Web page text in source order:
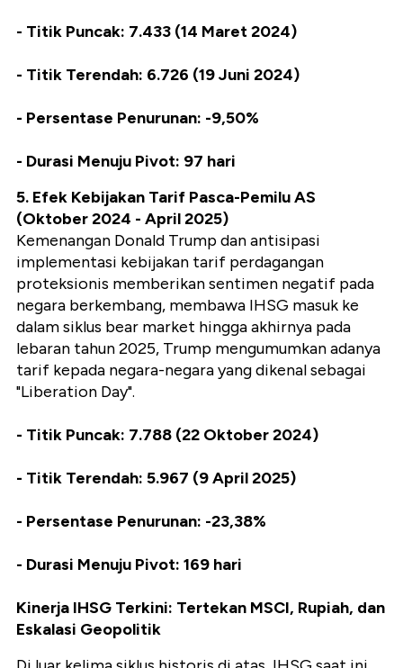
- Titik Puncak: 7.433 (14 Maret 2024)
- Titik Terendah: 6.726 (19 Juni 2024)
- Persentase Penurunan: -9,50%
- Durasi Menuju Pivot: 97 hari
5. Efek Kebijakan Tarif Pasca-Pemilu AS
(Oktober 2024 - April 2025)
Kemenangan Donald Trump dan antisipasi
implementasi kebijakan tarif perdagangan
proteksionis memberikan sentimen negatif pada
negara berkembang, membawa IHSG masuk ke
dalam siklus bear market hingga akhirnya pada
lebaran tahun 2025, Trump mengumumkan adanya
tarif kepada negara-negara yang dikenal sebagai
"Liberation Day".
- Titik Puncak: 7.788 (22 Oktober 2024)
- Titik Terendah: 5.967 (9 April 2025)
- Persentase Penurunan: -23,38%
- Durasi Menuju Pivot: 169 hari
Kinerja IHSG Terkini: Tertekan MSCI, Rupiah, dan
Eskalasi Geopolitik